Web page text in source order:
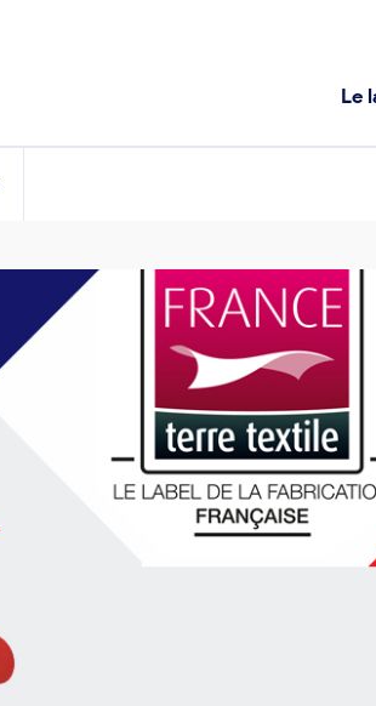
Le